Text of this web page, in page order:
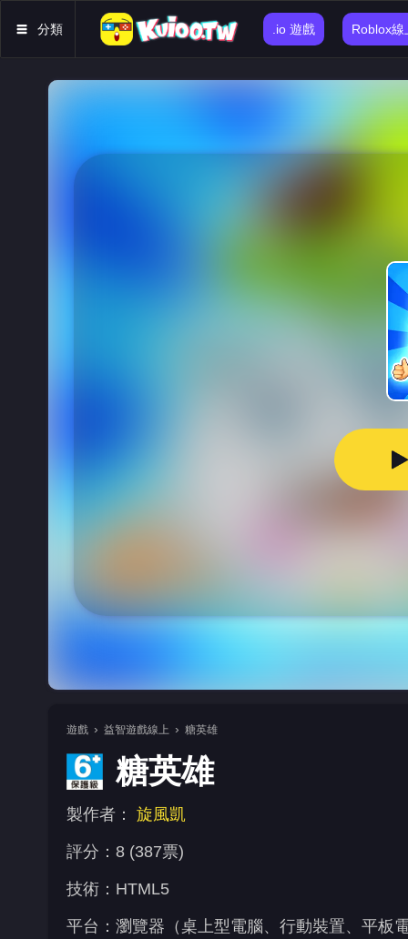
分類 .io 遊戲 Roblox線
遊戲 益智遊戲線上 糖英雄
糖英雄
製作者： 旋風凱
評分：8 (387票)
技術：HTML5
平台：瀏覽器（桌上型電腦、行動裝置、平板